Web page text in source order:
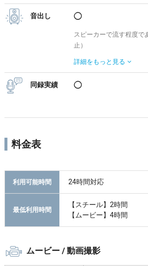
音出し ◯
スピーカーで流す程度で
止）
詳細を もっと見る
同録実績 ◯
料金表
利用可能時間 24時間対応
最低利用時間
【スチール】2時間
【ムービー】4時間
ムービー / 動画撮影